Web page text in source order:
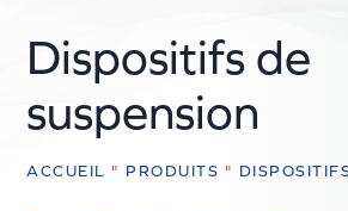
Dispositifs de
suspension
ACCUEIL " PRODUITS "